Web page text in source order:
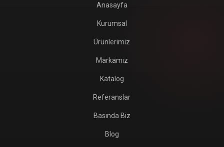
Anasayfa
Kurumsal
Ürünlerimiz
Markamız
Katalog
Referanslar
Basında Biz
Blog